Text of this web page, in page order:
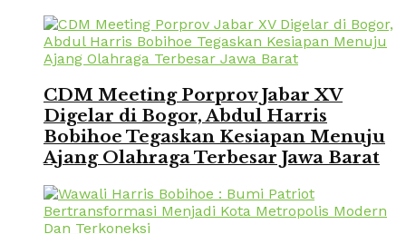
CDM Meeting Porprov Jabar XV
Digelar di Bogor, Abdul Harris
Bobihoe Tegaskan Kesiapan Menuju
Ajang Olahraga Terbesar Jawa Barat